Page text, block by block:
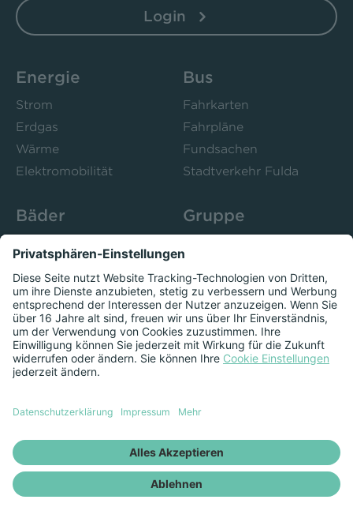
Login
Energie
Strom
Erdgas
Wärme
Elektromobilität
Bus
Fahrkarten
Fahrpläne
Fundsachen
Stadtverkehr Fulda
Bäder
Freibad Rosenau
Stadtbad Esperanto
Kurse
Gruppe
Presse
Herzschlag
Datenschutzeinstellungen anzeigen
Vertrag kündigen
Vertrag widerrufen